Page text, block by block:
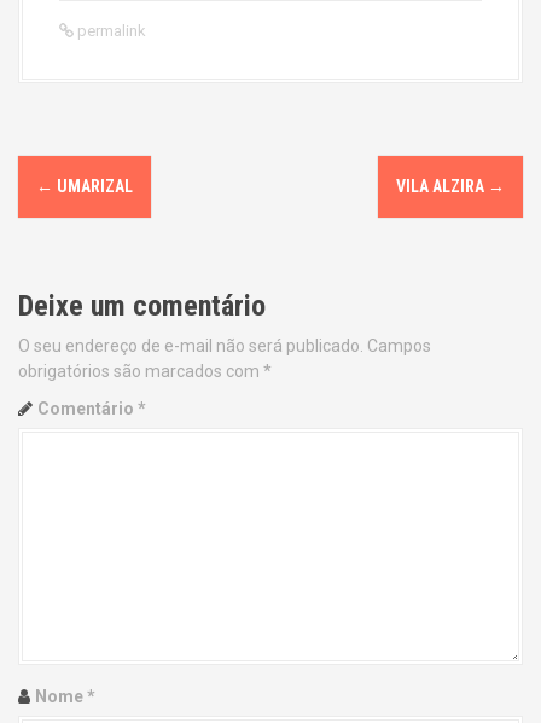
permalink
P
o
t
n
a
i
← UMARIZAL VILA ALZIRA →
Deixe um comentário
O seu endereço de e-mail não será publicado. Campos
obrigatórios são marcados com *
Comentário *
Nome*